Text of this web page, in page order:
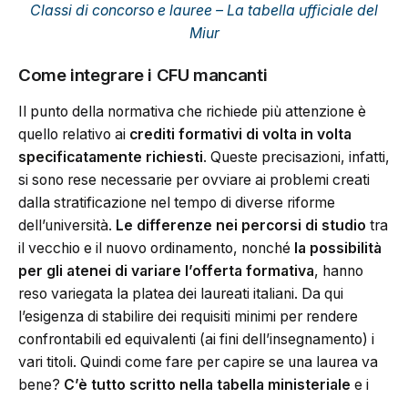
Classi di concorso e lauree – La tabella ufficiale del
Miur
Come integrare i CFU mancanti
Il punto della normativa che richiede più attenzione è
quello relativo ai crediti formativi di volta in volta
specificatamente richiesti. Queste precisazioni, infatti,
si sono rese necessarie per ovviare ai problemi creati
dalla stratificazione nel tempo di diverse riforme
dell’università. Le differenze nei percorsi di studio tra
il vecchio e il nuovo ordinamento, nonché la possibilità
per gli atenei di variare l’offerta formativa, hanno
reso variegata la platea dei laureati italiani. Da qui
l’esigenza di stabilire dei requisiti minimi per rendere
confrontabili ed equivalenti (ai fini dell’insegnamento) i
vari titoli. Quindi come fare per capire se una laurea va
bene? C’è tutto scritto nella tabella ministeriale e i